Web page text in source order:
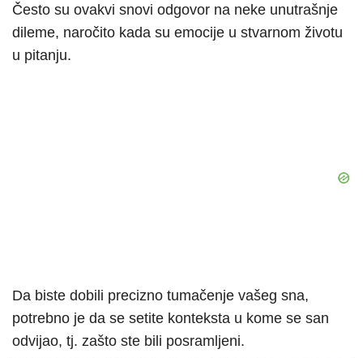
Često su ovakvi snovi odgovor na neke unutrašnje
dileme, naročito kada su emocije u stvarnom životu
u pitanju.
Da biste dobili precizno tumačenje vašeg sna,
potrebno je da se setite konteksta u kome se san
odvijao, tj. zašto ste bili posramljeni.